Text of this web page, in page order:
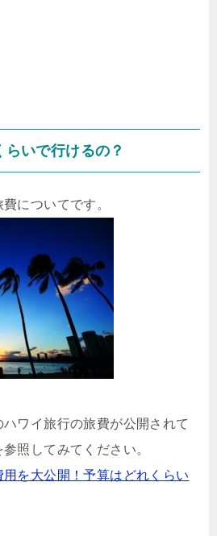
いで行けるの？
についてです。
ワイ旅行の旅費が公開されて
照してみてください。
を大公開！予算はどれくらい